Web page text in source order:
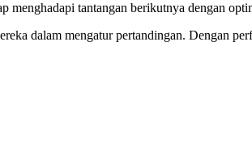
menghadapi tantangan berikutnya dengan
dalam mengatur pertandingan. Dengan